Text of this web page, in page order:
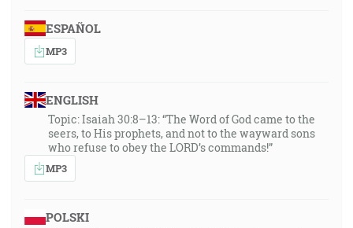
ESPAÑOL
MP3
ENGLISH
Topic: Isaiah 30:8–13: “The Word of God came to the
seers, to His prophets, and not to the wayward sons
who refuse to obey the LORD’s commands!”
MP3
POLSKI